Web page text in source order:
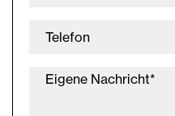
Telefon
Eigene Nachricht*